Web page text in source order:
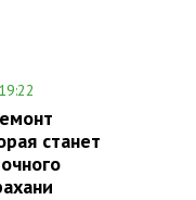
станет